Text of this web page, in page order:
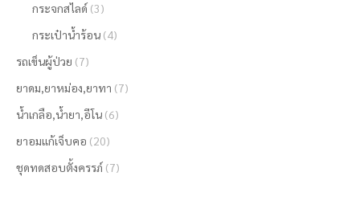
กระจกสไลด์ (3)
กระเป๋าน้ำร้อน (4)
รถเข็นผู้ป่วย (7)
ยาดม,ยาหม่อง,ยาทา (7)
น้ำเกลือ,น้ำยา,อีโน (6)
ยาอมแก้เจ็บคอ (20)
ชุดทดสอบตั้งครรภ์ (7)